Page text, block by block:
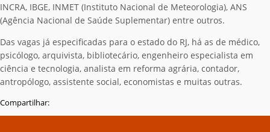
INCRA, IBGE, INMET (Instituto Nacional de Meteorologia), ANS
(Agência Nacional de Saúde Suplementar) entre outros.
Das vagas já especificadas para o estado do RJ, há as de médico,
psicólogo, arquivista, bibliotecário, engenheiro especialista em
ciência e tecnologia, analista em reforma agrária, contador,
antropólogo, assistente social, economistas e muitas outras.
Compartilhar: